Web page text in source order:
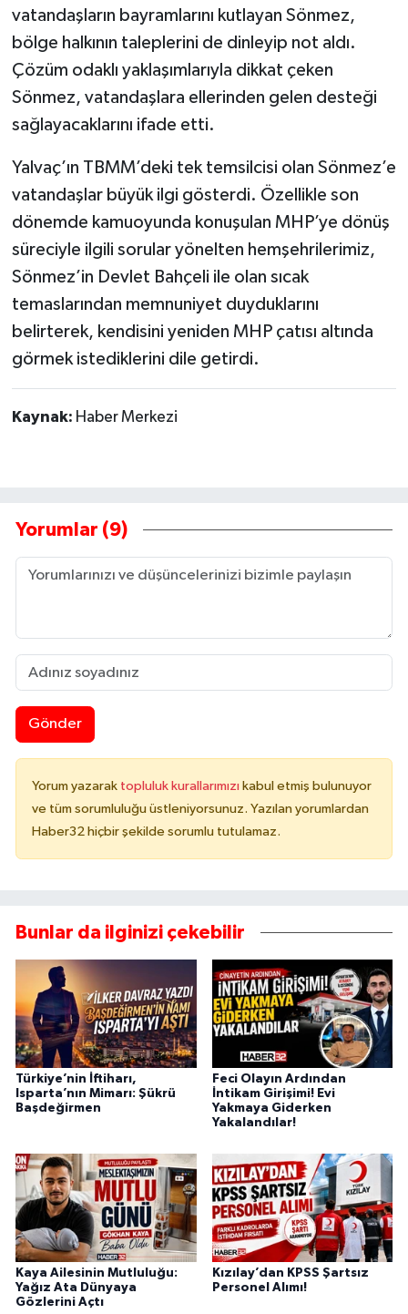
vatandaşların bayramlarını kutlayan Sönmez,
bölge halkının taleplerini de dinleyip not aldı.
Çözüm odaklı yaklaşımlarıyla dikkat çeken
Sönmez, vatandaşlara ellerinden gelen desteği
sağlayacaklarını ifade etti.
Yalvaç’ın TBMM’deki tek temsilcisi olan Sönmez’e
vatandaşlar büyük ilgi gösterdi. Özellikle son
dönemde kamuoyunda konuşulan MHP’ye dönüş
süreciyle ilgili sorular yönelten hemşehrilerimiz,
Sönmez’in Devlet Bahçeli ile olan sıcak
temaslarından memnuniyet duyduklarını
belirterek, kendisini yeniden MHP çatısı altında
görmek istediklerini dile getirdi.
Kaynak: Haber Merkezi
Yorumlar (9)
Gönder
Yorum yazarak topluluk kurallarımızı kabul etmiş bulunuyor
ve tüm sorumluluğu üstleniyorsunuz. Yazılan yorumlardan
Haber32 hiçbir şekilde sorumlu tutulamaz.
Bunlar da ilginizi çekebilir
Türkiye’nin İftiharı,
Isparta’nın Mimarı: Şükrü
Başdeğirmen
Feci Olayın Ardından
İntikam Girişimi! Evi
Yakmaya Giderken
Yakalandılar!
Kaya Ailesinin Mutluluğu:
Yağız Ata Dünyaya
Gözlerini Açtı
Kızılay’dan KPSS Şartsız
Personel Alımı!